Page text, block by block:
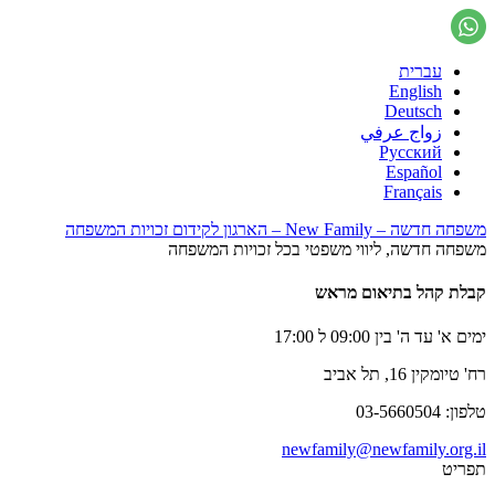
עברית
English
Deutsch
زواج عرفي
Русский
Español
Français
משפחה חדשה – New Family – הארגון לקידום זכויות המשפחה
משפחה חדשה, ליווי משפטי בכל זכויות המשפחה
קבלת קהל בתיאום מראש
ימים א' עד ה' בין 09:00 ל 17:00
רח' טיומקין 16, תל אביב
טלפון: 03-5660504
newfamily@newfamily.org.il
תפריט